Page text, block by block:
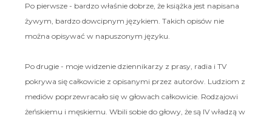
Po pierwsze - bardzo właśnie dobrze, że książka jest napisana
żywym, bardzo dowcipnym językiem. Takich opisów nie
można opisywać w napuszonym języku.
Po drugie - moje widzenie dziennikarzy z prasy, radia i TV
pokrywa się całkowicie z opisanymi przez autorów. Ludziom z
mediów poprzewracało się w głowach całkowicie. Rodzajowi
żeńskiemu i męskiemu. Wbili sobie do głowy, że są IV władzą w